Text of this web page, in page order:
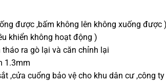
được ,bấm không lên không xuống được )
khiển không hoạt động )
ra gò lại và căn chỉnh lại
1.3mm
,cửa cuổng bảo vệ cho khu dân cư ,công ty